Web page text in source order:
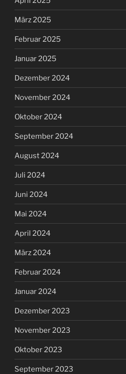
März 2025
Februar 2025
Januar 2025
Dezember 2024
November 2024
Oktober 2024
September 2024
August 2024
Juli 2024
Juni 2024
Mai 2024
April 2024
März 2024
Februar 2024
Januar 2024
Dezember 2023
November 2023
Oktober 2023
September 2023